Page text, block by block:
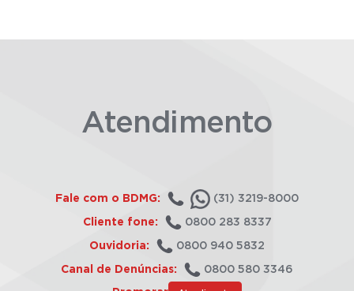
Atendimento
Fale com o BDMG: (31) 3219-8000
Cliente fone: 0800 283 8337
Ouvidoria: 0800 940 5832
Canal de Denúncias: 0800 580 3346